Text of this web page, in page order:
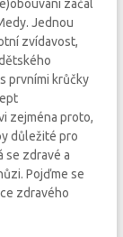
začal
Jednou
zvídavost,
prvními krůčky
zejména proto,
důležité pro
se zdravé a
Pojďme se
zdravého